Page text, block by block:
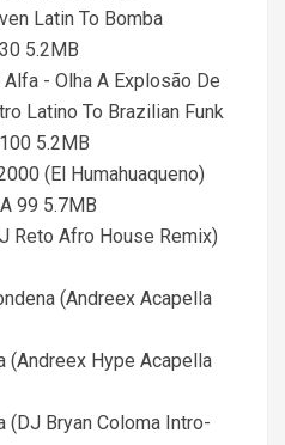
Latin To Bomba
5.2MB
- Olha A Explosão De
Latino To Brazilian Funk
5.2MB
(El Humahuaqueno)
99 5.7MB
Reto Afro House Remix)
(Andreex Acapella
(Andreex Hype Acapella
(DJ Bryan Coloma Intro-